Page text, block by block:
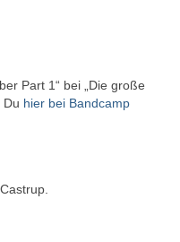
Part 1“ bei „Die große
Du hier bei Bandcamp